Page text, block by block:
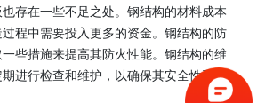
存在一些不足之处。钢结构的材料成本
程中需要投入更多的资金。钢结构的防
些措施来提高其防火性能。钢结构的维
进行检查和维护，以确保其安全性和稳